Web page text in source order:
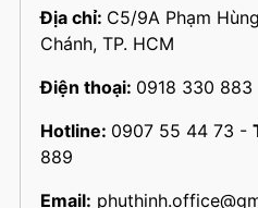
Địa chỉ: C5/9A Phạm
Chánh, TP. HCM
Điện thoại: 0918 330 883
Hotline: 0907 55 44 73 -
889
Email: